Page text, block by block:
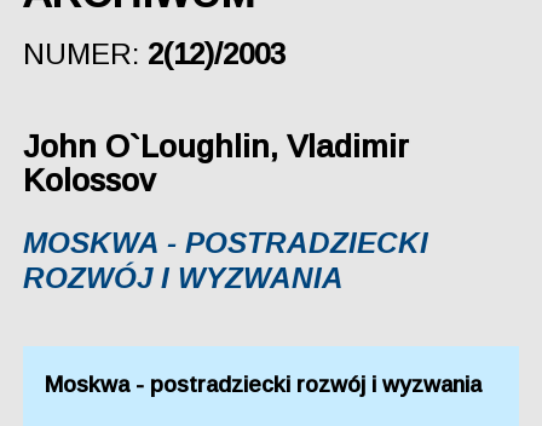
NUMER: 2(12)/2003
John O`Loughlin, Vladimir
Kolossov
MOSKWA - POSTRADZIECKI
ROZWÓJ I WYZWANIA
Moskwa - postradziecki rozwój i wyzwania